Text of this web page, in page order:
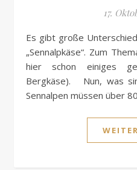
17.
Es gibt große Unterschiede zischen „Bergkäse“ und
„Sennalpkäse“. Zum
hier schon einiges
Bergkäse). Nun, was
Sennalpen müssen über